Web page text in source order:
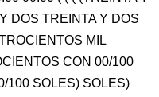
DOS TREINTA Y DOS
MIL
CON 00/100
100 SOLES) SOLES)